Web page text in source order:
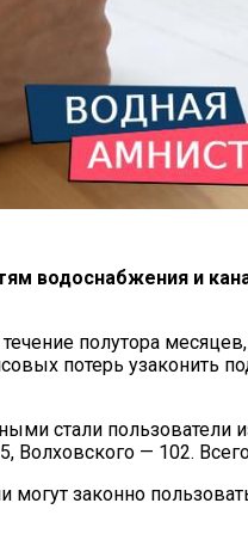
водоснабжения и
полутора
потерь узаконить
стали пользователи
— 102.
законно